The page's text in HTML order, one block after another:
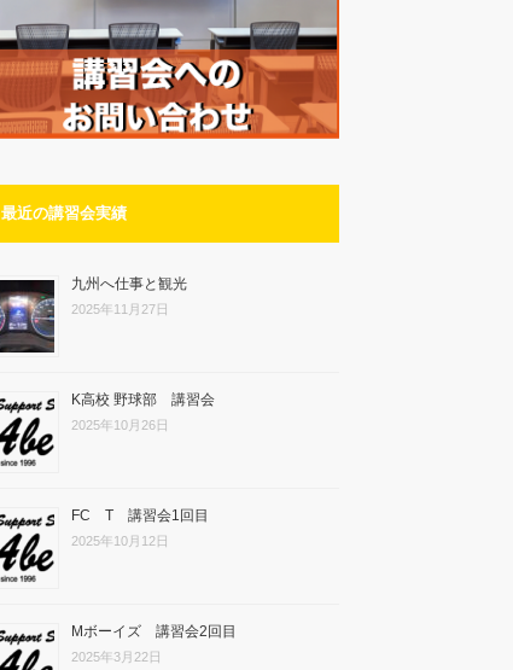
最近の講習会実績
九州へ仕事と観光
2025年11月27日
K高校 野球部 講習会
2025年10月26日
FC T 講習会1回目
2025年10月12日
Mボーイズ 講習会2回目
2025年3月22日